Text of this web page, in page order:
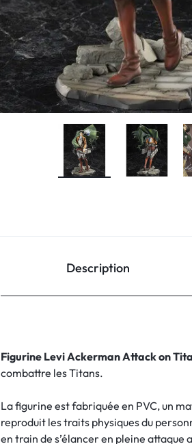
Description
Figurine Levi Ackerman Attack on
combattre les Titans.
La figurine est fabriquée en PVC, un
reproduit les traits physiques du
en train de s’élancer en pleine